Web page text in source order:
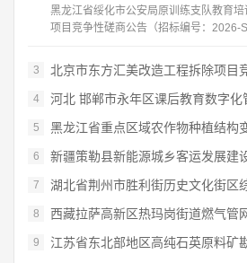
黑龙江省绥化市公安局原训练支队教育
项目竞争性磋商公告（招标编号：
3 北京市东方汇美改造工程拆除项目
4 河北 邯郸市永年区课后教育数字化
5 黑龙江省重点区域农作物种植结构
6 新疆策勒县新能源城乡客运发展建
7 湖北省荆州市胜利街历史文化街区
8 西藏拉萨高新区热玛岗街道燃气管
9 江苏省东北部地区高纯石英原料矿